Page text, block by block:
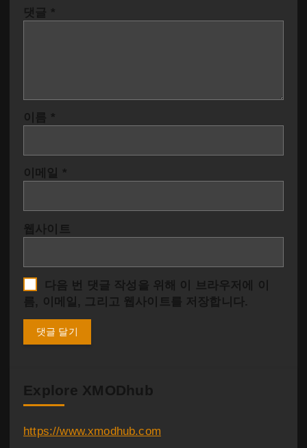
댓글 *
이름 *
이메일 *
웹사이트
다음 번 댓글 작성을 위해 이 브라우저에 이
름, 이메일, 그리고 웹사이트를 저장합니다.
Explore XMODhub
https://www.xmodhub.com